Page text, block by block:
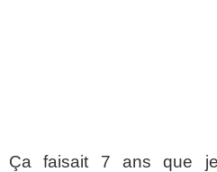
Ça faisait 7 ans que